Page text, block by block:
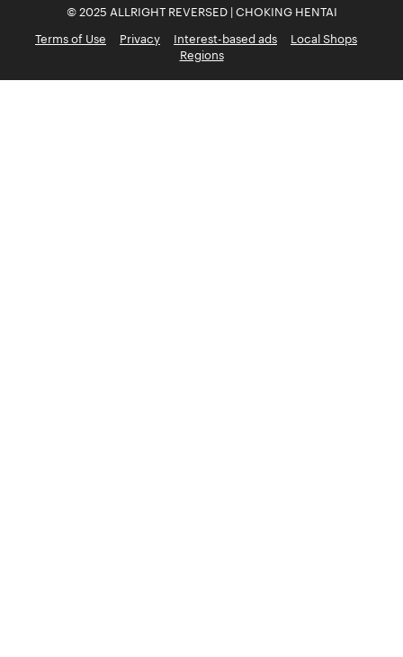
© 2025 ALLRIGHT REVERSED | CHOKING HENTAI
Terms of Use
Privacy Interest-based ads
Local Shops
Regions